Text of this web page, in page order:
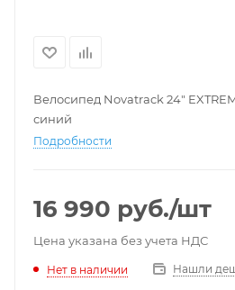
Велосипед Novatrack 24"
синий
Подробности
16 990 руб./шт
Цена указана без учета НДС
Нет в наличии Нашли